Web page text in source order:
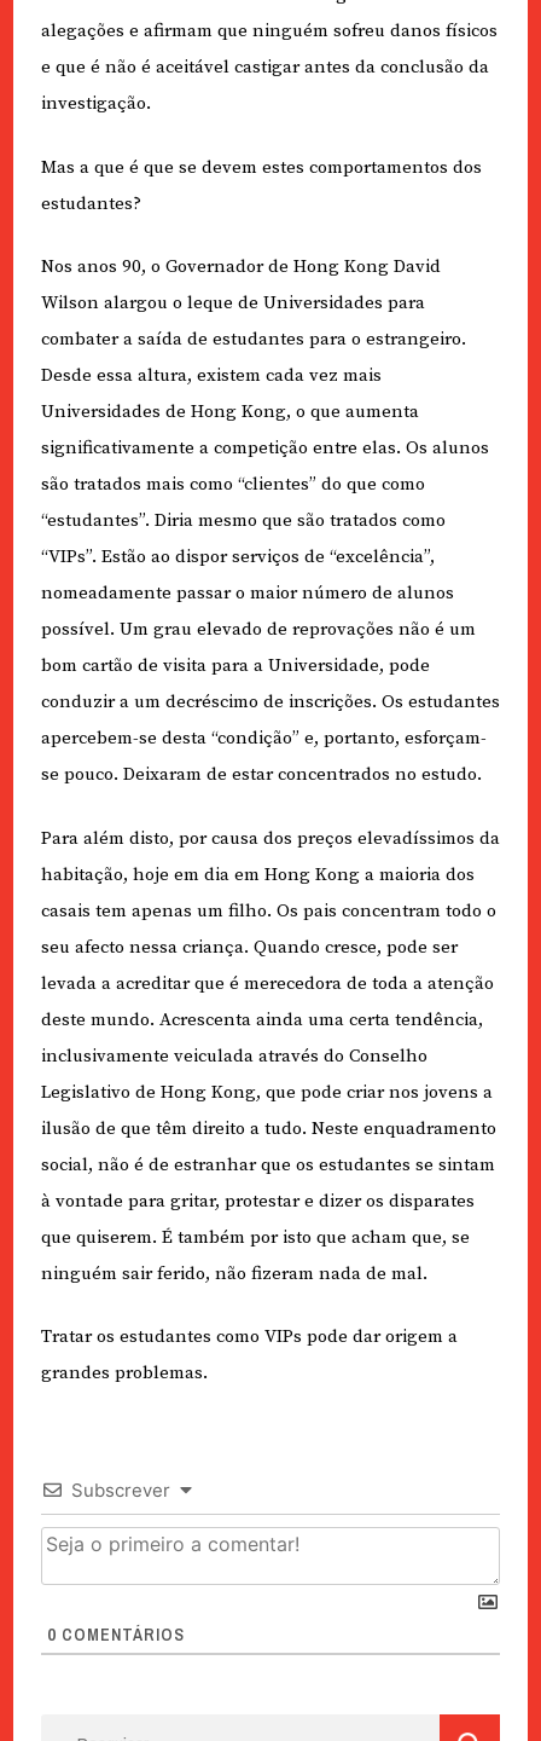
alegações e afirmam que ninguém sofreu danos físicos
e que é não é aceitável castigar antes da conclusão da
investigação.
Mas a que é que se devem estes comportamentos dos
estudantes?
Nos anos 90, o Governador de Hong Kong David
Wilson alargou o leque de Universidades para
combater a saída de estudantes para o estrangeiro.
Desde essa altura, existem cada vez mais
Universidades de Hong Kong, o que aumenta
significativamente a competição entre elas. Os alunos
são tratados mais como “clientes” do que como
“estudantes”. Diria mesmo que são tratados como
“VIPs”. Estão ao dispor serviços de “excelência”,
nomeadamente passar o maior número de alunos
possível. Um grau elevado de reprovações não é um
bom cartão de visita para a Universidade, pode
conduzir a um decréscimo de inscrições. Os estudantes
apercebem-se desta “condição” e, portanto, esforçam-
se pouco. Deixaram de estar concentrados no estudo.
Para além disto, por causa dos preços elevadíssimos da
habitação, hoje em dia em Hong Kong a maioria dos
casais tem apenas um filho. Os pais concentram todo o
seu afecto nessa criança. Quando cresce, pode ser
levada a acreditar que é merecedora de toda a atenção
deste mundo. Acrescenta ainda uma certa tendência,
inclusivamente veiculada através do Conselho
Legislativo de Hong Kong, que pode criar nos jovens a
ilusão de que têm direito a tudo. Neste enquadramento
social, não é de estranhar que os estudantes se sintam
à vontade para gritar, protestar e dizer os disparates
que quiserem. É também por isto que acham que, se
ninguém sair ferido, não fizeram nada de mal.
Tratar os estudantes como VIPs pode dar origem a
grandes problemas.
Subscrever
0 COMENTÁRIOS